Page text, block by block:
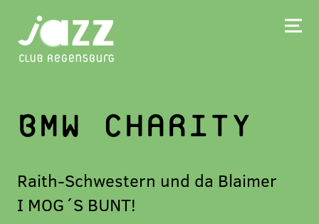
BMW CHARITY
Raith-Schwestern und da Blaimer
I MOG´S BUNT!